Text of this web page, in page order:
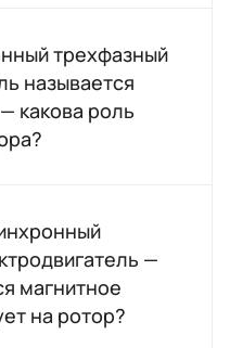
трехфазный
называется
какова роль
—
магнитное
на ротор?